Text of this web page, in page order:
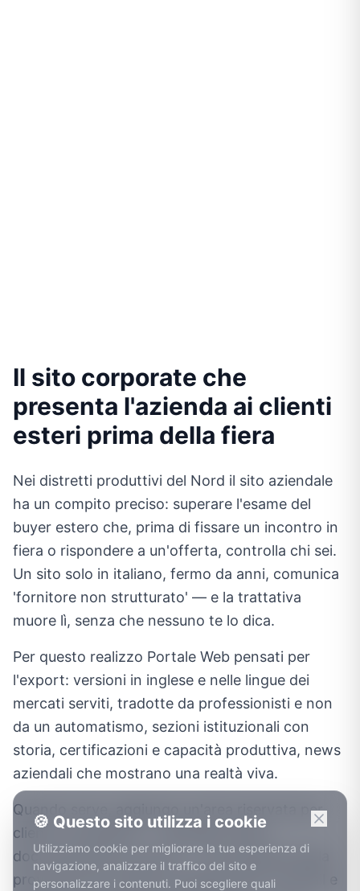
Il sito corporate che
presenta l'azienda ai clienti
esteri prima della fiera
Nei distretti produttivi del Nord il sito aziendale
ha un compito preciso: superare l'esame del
buyer estero che, prima di fissare un incontro in
fiera o rispondere a un'offerta, controlla chi sei.
Un sito solo in italiano, fermo da anni, comunica
'fornitore non strutturato' — e la trattativa
muore lì, senza che nessuno te lo dica.
Per questo realizzo Portale Web pensati per
l'export: versioni in inglese e nelle lingue dei
mercati serviti, tradotte da professionisti e non
da un automatismo, sezioni istituzionali con
storia, certificazioni e capacità produttiva, news
aziendali che mostrano una realtà viva.
Quando serve, aggiungo un'area riservata per
clienti e rivenditori — cataloghi, listini,
documentazione tecnica — così l'azienda della
provincia di VI smette di spedire PDF via email e
🍪 Questo sito utilizza i cookie
Utilizziamo cookie per migliorare la tua esperienza di
navigazione, analizzare il traffico del sito e
personalizzare i contenuti. Puoi scegliere quali